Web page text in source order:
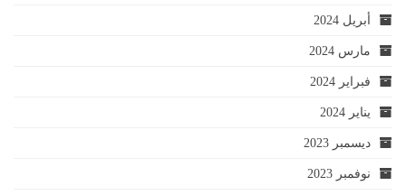
أبريل 2024
مارس 2024
فبراير 2024
يناير 2024
ديسمبر 2023
نوفمبر 2023